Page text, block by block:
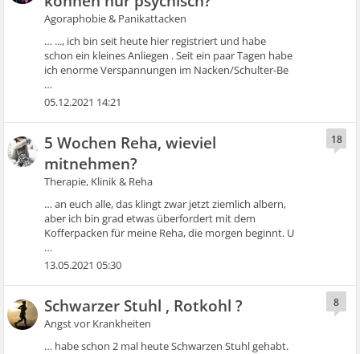
Agoraphobie & Panikattacken
… ..., ich bin seit heute hier registriert und habe
schon ein kleines Anliegen . Seit ein paar Tagen habe
ich enorme Verspannungen im Nacken/Schulter-Be
…
05.12.2021 14:21
5 Wochen Reha, wieviel
mitnehmen?
Therapie, Klinik & Reha
… an euch alle, das klingt zwar jetzt ziemlich albern,
aber ich bin grad etwas überfordert mit dem
Kofferpacken für meine Reha, die morgen beginnt. U
…
18
13.05.2021 05:30
Schwarzer Stuhl , Rotkohl ?
Angst vor Krankheiten
… habe schon 2 mal heute Schwarzen Stuhl gehabt.
8